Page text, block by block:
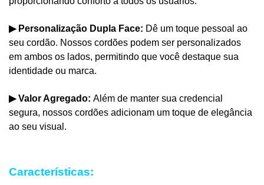
▶ Personalização Dupla Face: Dê um toque pessoal ao
seu cordão. Nossos cordões podem ser personalizados
em ambos os lados, permitindo que você destaque sua
identidade ou marca.
▶Valor Agregado: Além de manter sua credencial
segura, nossos cordões adicionam um toque de elegância
ao seu visual.
Características: